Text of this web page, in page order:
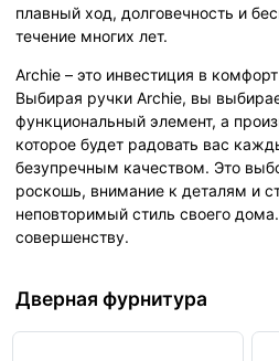
плавный ход, долговечность и
течение многих лет.
Archie – это инвестиция в
Выбирая ручки Archie, вы
функциональный элемент, а
которое будет радовать вас
безупречным качеством. Это
роскошь, внимание к деталям и
неповторимый стиль своего
совершенству.
Дверная фурнитура